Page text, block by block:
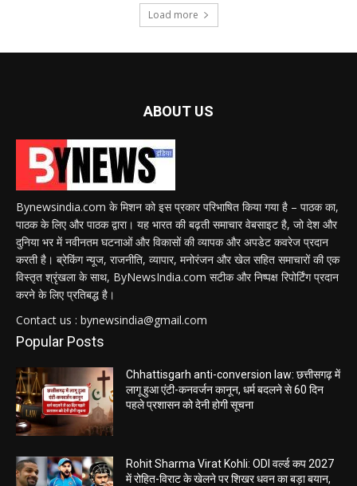
Load more
ABOUT US
Bynewsindia.com के मिशन को इस प्रकार परिभाषित किया गया है – पाठक का,
पाठक के लिए और पाठक द्वारा। यह भारत की बढ़ती समाचार वेबसाइट है, जो देश और
दुनिया भर में नवीनतम घटनाओं और विकासों की व्यापक और अपडेट कवरेज प्रदान
करती है। ब्रेकिंग न्यूज, राजनीति, व्यापार, मनोरंजन और खेल सहित समाचारों की एक
विस्तृत श्रृंखला के साथ, ByNewsIndia.com सटीक और निष्पक्ष रिपोर्टिंग प्रदान
करने के लिए प्रतिबद्ध है।
Contact us : bynewsindia@gmail.com
Popular Posts
Chhattisgarh anti-conversion law: छत्तीसगढ़ में
लागू हुआ एंटी-कनवर्जन कानून, धर्म बदलने से 60 दिन
पहले प्रशासन को देनी होगी सूचना
Rohit Sharma Virat Kohli: ODI वर्ल्ड कप 2027
में रोहित-विराट के खेलने पर शिखर धवन का बड़ा बयान,